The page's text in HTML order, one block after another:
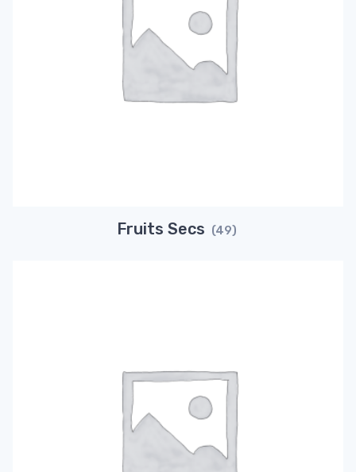
Fruits Secs (49)